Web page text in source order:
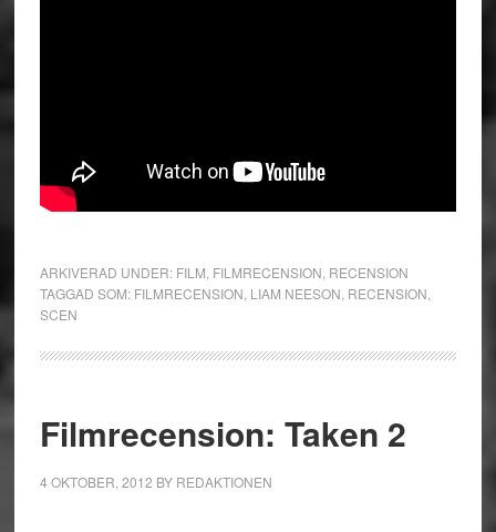
ARKIVERAD UNDER: FILM FILMRECENSION RECENSION
TAGGAD SOM: FILMRECENSION LIAM NEESON RECENSION
SCEN
Filmrecension: Taken 2
4 OKTOBER, 2012 BY REDAKTIONEN